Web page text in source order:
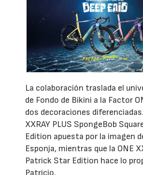
La colaboración traslada el
de Fondo de Bikini a la Factor
dos decoraciones
XXRAY PLUS SpongeBob
Edition apuesta por la imagen
Esponja, mientras que la ONE
Patrick Star Edition hace lo